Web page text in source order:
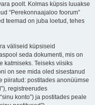
poolt. Kolmas küpsis luuakse
“Perekonnaajaloo foorum”
teemad on juba loetud, tehes
väliseid küpsiseid
seda dokumenti, mis on
katmiseks. Teiseks viisiks
on see mida oled sisestanud
piiratud: postitades anonüümse
registreerudes
konto”) ja postitades peale